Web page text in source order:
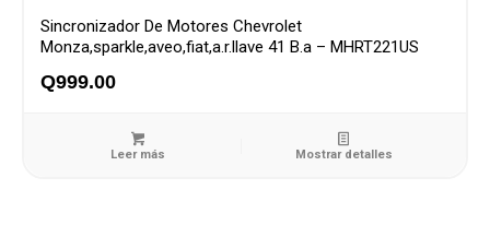
Sincronizador De Motores Chevrolet
Monza,sparkle,aveo,fiat,a.r.llave 41 B.a – MHRT221US
Q999.00
Leer más Mostrar detalles